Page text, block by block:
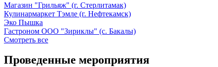
Магазин "Грильяж" (г. Стерлитамак)
Кулинармаркет Тэмле (г. Нефтекамск)
Эко Пышка
Гастроном ООО "Зириклы" (с. Бакалы)
Смотреть все
Проведенные мероприятия